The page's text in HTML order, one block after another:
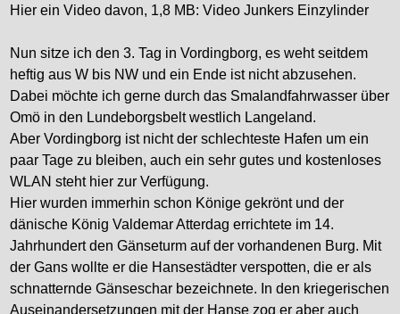
Hier ein Video davon, 1,8 MB: Video Junkers Einzylinder
Nun sitze ich den 3. Tag in Vordingborg, es weht seitdem
heftig aus W bis NW und ein Ende ist nicht abzusehen.
Dabei möchte ich gerne durch das Smalandfahrwasser über
Omö in den Lundeborgsbelt westlich Langeland.
Aber Vordingborg ist nicht der schlechteste Hafen um ein
paar Tage zu bleiben, auch ein sehr gutes und kostenloses
WLAN steht hier zur Verfügung.
Hier wurden immerhin schon Könige gekrönt und der
dänische König Valdemar Atterdag errichtete im 14.
Jahrhundert den Gänseturm auf der vorhandenen Burg. Mit
der Gans wollte er die Hansestädter verspotten, die er als
schnatternde Gänseschar bezeichnete. In den kriegerischen
Auseinandersetzungen mit der Hanse zog er aber auch